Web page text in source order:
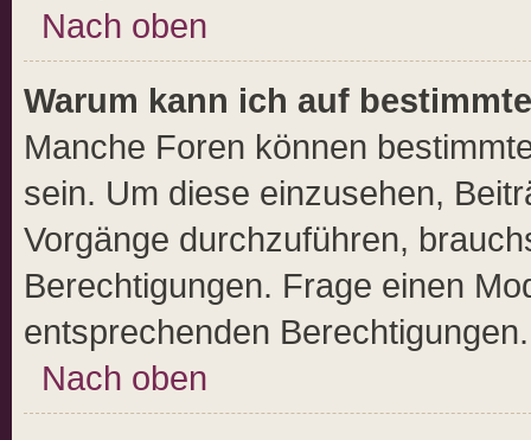
Nach oben
Warum kann ich auf
Manche Foren können
sein. Um diese einzusehen,
Vorgänge durchzuführen,
Berechtigungen. Frage einen
entsprechenden Berechtigungen.
Nach oben